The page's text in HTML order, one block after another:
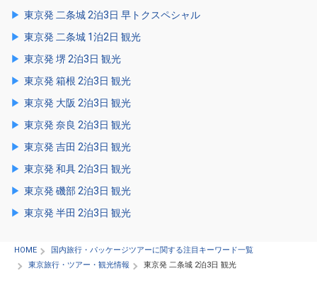
東京発 二条城 2泊3日 早トクスペシャル
東京発 二条城 1泊2日 観光
東京発 堺 2泊3日 観光
東京発 箱根 2泊3日 観光
東京発 大阪 2泊3日 観光
東京発 奈良 2泊3日 観光
東京発 吉田 2泊3日 観光
東京発 和具 2泊3日 観光
東京発 磯部 2泊3日 観光
東京発 半田 2泊3日 観光
HOME
国内旅行・パッケージツアーに関する注目キーワード一覧
東京旅行・ツアー・観光情報
東京発 二条城 2泊3日 観光